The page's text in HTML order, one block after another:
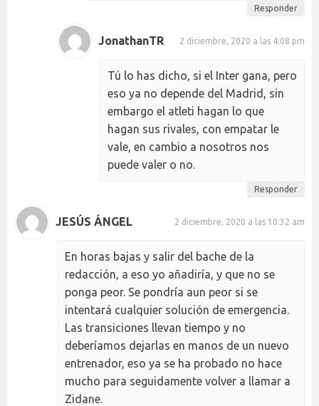
Responder
JonathanTR 2 diciembre, 2020 a las 4:08 pm
Tú lo has dicho, si el Inter gana, pero
eso ya no depende del Madrid, sin
embargo el atleti hagan lo que
hagan sus rivales, con empatar le
vale, en cambio a nosotros nos
puede valer o no.
Responder
JESÚS ÁNGEL 2 diciembre, 2020 a las 10:32 am
En horas bajas y salir del bache de la
redacción, a eso yo añadiría, y que no se
ponga peor. Se pondría aun peor si se
intentará cualquier solución de emergencia.
Las transiciones llevan tiempo y no
deberíamos dejarlas en manos de un nuevo
entrenador, eso ya se ha probado no hace
mucho para seguidamente volver a llamar a
Zidane.